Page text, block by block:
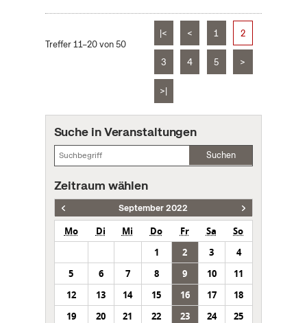
Treffer 11–20 von 50
|< < 1 2
3 4 5 >
>|
Suche in Veranstaltungen
Suchen
Zeitraum wählen
September 2022
Mo Di Mi Do Fr Sa
So
1
2 3
4
5
6 7 8 9 10
11
12
13 14 15 16 17
18
19
20 21 22 23 24
25